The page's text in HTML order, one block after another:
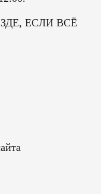
ЕСЛИ ВСЁ